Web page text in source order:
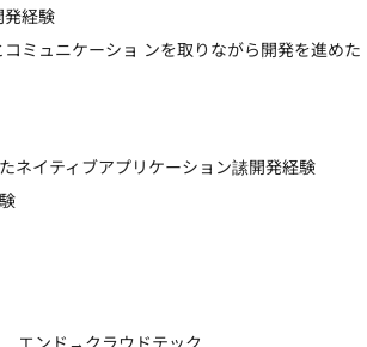
発経験
コミュニケーショ ンを取りながら開発を進めた
ネイティブアプリケーション䛾開発経験